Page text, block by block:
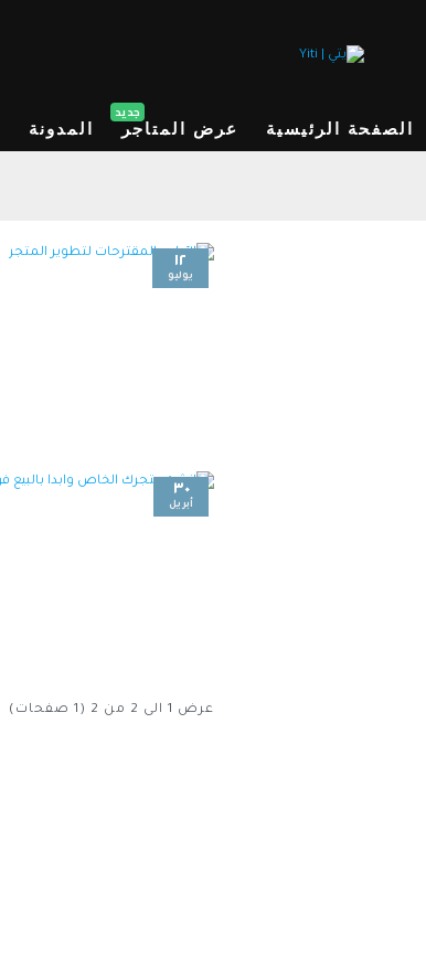
الصفحة الرئيسية عرض المتاجر
جديد
المدونة
١٢
يوليو
٣٠
أبريل
عرض 1 الى 2 من 2 (1 صفحات)